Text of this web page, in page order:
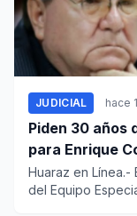
JUDICIAL hace
Piden 30 años
para Enrique
Huaraz en
del Equipo